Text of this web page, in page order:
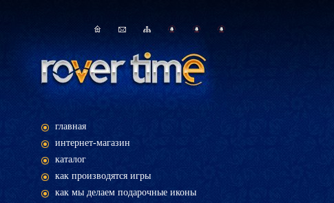
главная
интернет-магазин
каталог
как производятся игры
как мы делаем подарочные иконы